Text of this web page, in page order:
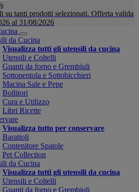
su tanti prodotti selezionati. Offerta valida
al 31/08/2026
da Cucina
Visualizza tutti gli utensili da cucina
Utensili e Coltelli
Guanti da forno e Grembiuli
Sottopentola e Sottobicchieri
Macina Sale e Pepe
Bollitori
Cura e Utilizzo
Libri Ricette
Visualizza tutto per conservare
Barattoli
Contenitore Spatole
Pet Collection
da Cucina
Visualizza tutti gli utensili da cucina
Utensili e Coltelli
Guanti da forno e Grembiuli